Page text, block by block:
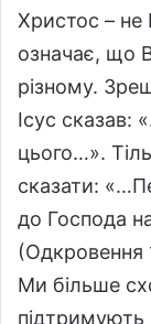
Христос – не
означає, що
різному.
Ісус сказав:
цього…».
сказати:
до Господа
(Одкровення
Ми більше
підтримують